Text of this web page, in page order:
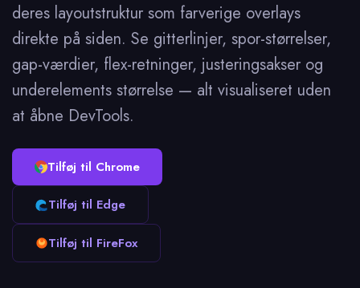
deres layoutstruktur som farverige overlays
direkte på siden. Se gitterlinjer, spor-størrelser,
gap-værdier, flex-retninger, justeringsakser og
underelements størrelse — alt visualiseret uden
at åbne DevTools.
Tilføj til Chrome
Tilføj til Edge
Tilføj til FireFox